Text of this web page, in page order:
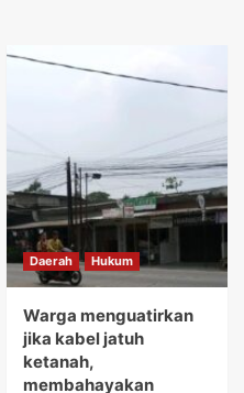
Daerah Hukum
Warga menguatirkan
jika kabel jatuh
ketanah,
membahayakan